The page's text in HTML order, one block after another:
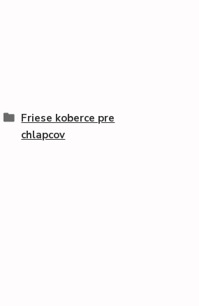
Friese koberce pre
chlapcov